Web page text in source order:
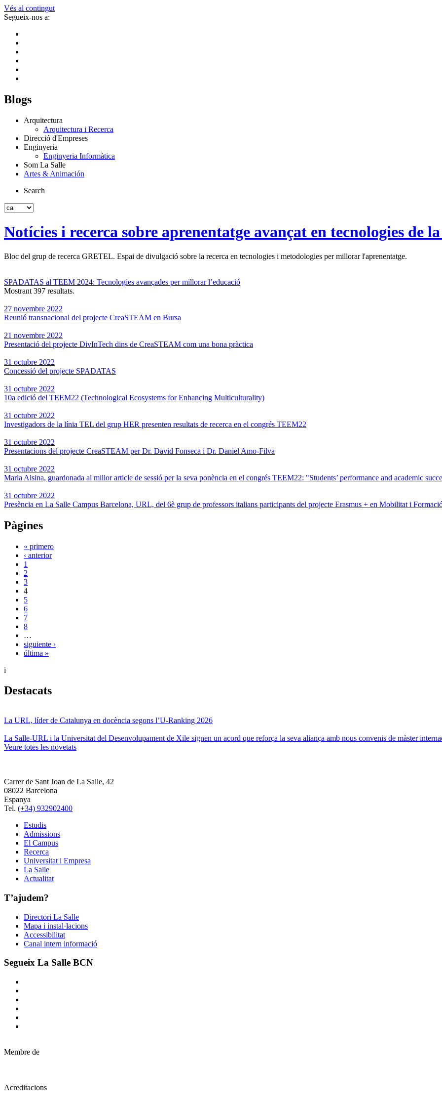
Vés al contingut
Segueix-nos a:
Blogs
Arquitectura
Arquitectura i Recerca
Direcció d'Empreses
Enginyeria
Enginyeria Informàtica
Som La Salle
Artes & Animación
Search
Notícies i recerca sobre aprenentatge avançat en tecnologies de
Bloc del grup de recerca GRETEL. Espai de divulgació sobre la recerca en tecnologies i metodologies per millorar l'aprenentatge.
SPADATAS al TEEM 2024: Tecnologies avançades per millorar l’educació
Mostrant 397 resultats.
27 novembre 2022
Reunió transnacional del projecte CreaSTEAM en Bursa
21 novembre 2022
Presentació del projecte DivInTech dins de CreaSTEAM com una bona pràctica
31 octubre 2022
Concessió del projecte SPADATAS
31 octubre 2022
10a edició del TEEM22 (Technological Ecosystems for Enhancing Multiculturality)
31 octubre 2022
Investigadors de la línia TEL del grup HER presenten resultats de recerca en el congrés TEEM22
31 octubre 2022
Presentacions del projecte CreaSTEAM per Dr. David Fonseca i Dr. Daniel Amo-Filva
31 octubre 2022
Maria Alsina, guardonada al millor article de sessió per la seva ponència en el congrés TEEM22: "Students’ performance and academic
31 octubre 2022
Presència en La Salle Campus Barcelona, URL, del 6è grup de professors italians participants del projecte Erasmus + en Mobilitat i
Pàgines
« primero
‹ anterior
1
2
3
4
5
6
7
8
…
siguiente ›
última »
i
Destacats
La URL, líder de Catalunya en docència segons l’U-Ranking 2026
La Salle-URL i la Universitat del Desenvolupament de Xile signen un acord que reforça la seva aliança amb nous convenis de màster
Veure totes les novetats
Carrer de Sant Joan de La Salle, 42
08022 Barcelona
Espanya
Tel. (+34) 932902400
Estudis
Admissions
El Campus
Recerca
Universitat i Empresa
La Salle
Actualitat
T’ajudem?
Directori La Salle
Mapa i instal·lacions
Accessibilitat
Canal intern informació
Segueix La Salle BCN
Membre de
Acreditacions